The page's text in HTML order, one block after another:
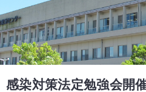
感染対策法定勉強会開